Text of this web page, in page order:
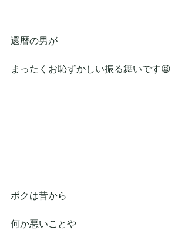
還暦の男が
まったくお恥ずかしい振る舞いです😫
ボクは昔から
何か悪いことや